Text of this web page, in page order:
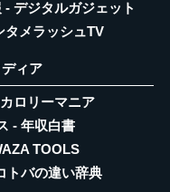
デジタルガジェット
タメラッシュTV
ィア
ロリーマニア
- 年収白書
TOOLS
トバの違い辞典